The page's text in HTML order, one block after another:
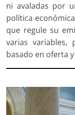
ni avaladas por
política
que regule su
varias
basado en oferta